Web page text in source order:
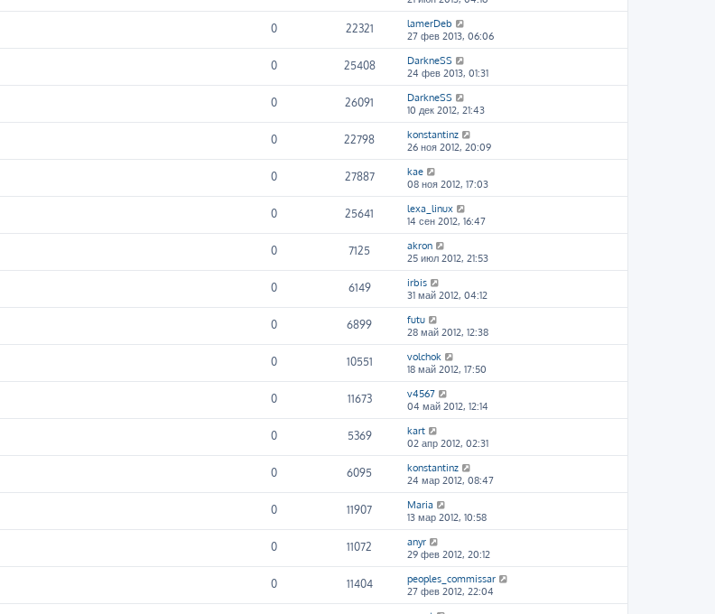
0 22321
lamerDeb
27 фев 2013, 06:06
0 25408
DarkneSS
24 фев 2013, 01:31
0 26091
DarkneSS
10 дек 2012, 21:43
0 22798
konstantinz
26 ноя 2012, 20:09
0 27887
kae
08 ноя 2012, 17:03
0 25641
lexa_linux
14 сен 2012, 16:47
0 7125
akron
25 июл 2012, 21:53
0 6149
irbis
31 май 2012, 04:12
0 6899
futu
28 май 2012, 12:38
0 10551
volchok
18 май 2012, 17:50
0 11673
v4567
04 май 2012, 12:14
0 5369
kart
02 апр 2012, 02:31
0 6095
konstantinz
24 мар 2012, 08:47
0 11907
Maria
13 мар 2012, 10:58
0 11072
anyr
29 фев 2012, 20:12
0 11404
peoples_commissar
27 фев 2012, 22:04